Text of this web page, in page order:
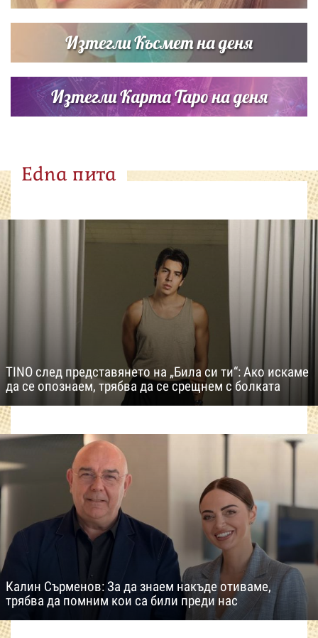
Изтегли Късмет на деня
Изтегли Карта Таро на деня
Edna пита
TINO след представянето на „Била си ти“: Ако искаме
да се опознаем, трябва да се срещнем с болката
Калин Сърменов: За да знаем накъде отиваме,
трябва да помним кои са били преди нас